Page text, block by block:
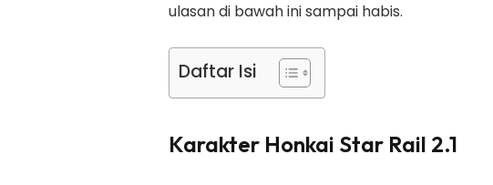
ulasan di bawah ini sampai habis.
Daftar Isi
Karakter Honkai Star Rail 2.1